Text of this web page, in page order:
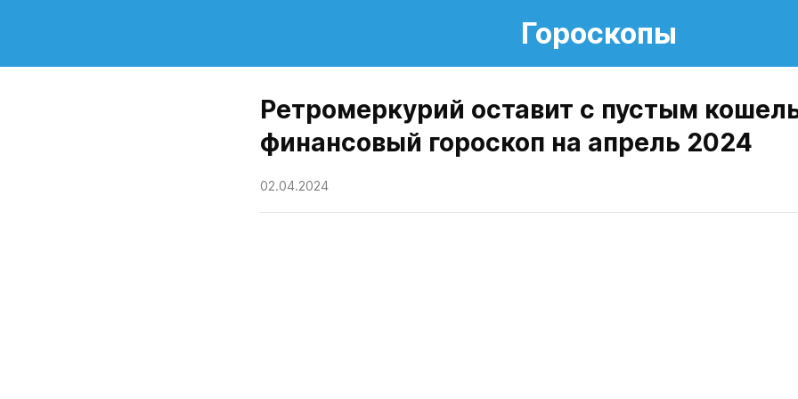
Гороскопы
Ретромеркурий оставит с пустым
финансовый гороскоп на апрель 2024
02.04.2024